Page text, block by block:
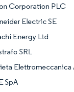
Corporation PLC
Electric SE
Energy Ltd
SRL
Elettromeccanica
SpA